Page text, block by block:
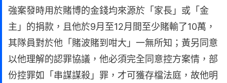
強案發時用於賭博的金錢均來源於「家長」或「金
主」的捐款，且他於9月至12月間至少賭輸了10萬，
其隊員對於他「賭波賭到咁大」一無所知；黃另同意
以他理解的認罪協議，他必須完全同意控方案情，部
份控罪如「串謀謀殺」罪，才可獲存檔法庭，故他明